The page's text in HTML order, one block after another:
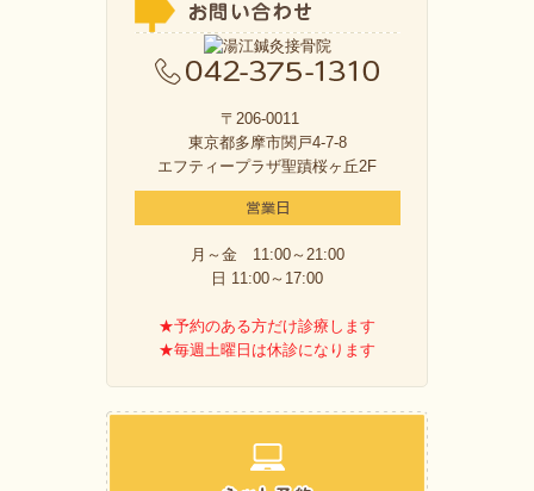
〒206-0011
東京都多摩市関戸4-7-8
エフティープラザ聖蹟桜ヶ丘2F
月～金 11:00～21:00
日 11:00～17:00
★予約のある方だけ診療します
★毎週土曜日は休診になります